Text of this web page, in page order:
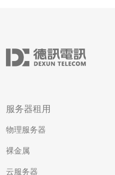
服务器租用
物理服务器
裸金属
云服务器